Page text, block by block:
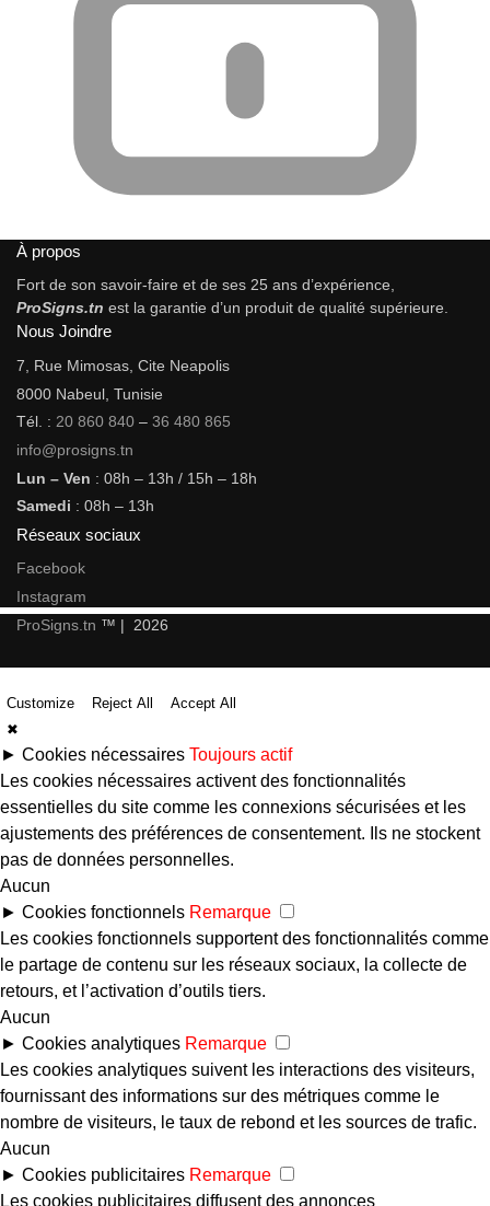
À propos
Fort de son savoir-faire et de ses 25 ans d’expérience,
ProSigns.tn est la garantie d’un produit de qualité supérieure.
Nous Joindre
7, Rue Mimosas, Cite Neapolis
8000 Nabeul, Tunisie
Tél. : 20 860 840 – 36 480 865
info@prosigns.tn
Lun – Ven : 08h – 13h / 15h – 18h
Samedi : 08h – 13h
Réseaux sociaux
Facebook
Instagram
ProSigns.tn ™ | 2026
Customize Reject All
Accept All
✖
► Cookies nécessaires Toujours actif
Les cookies nécessaires activent des fonctionnalités
essentielles du site comme les connexions sécurisées et les
ajustements des préférences de consentement. Ils ne stockent
pas de données personnelles.
Aucun
► Cookies fonctionnels Remarque
Les cookies fonctionnels supportent des fonctionnalités comme
le partage de contenu sur les réseaux sociaux, la collecte de
retours, et l’activation d’outils tiers.
Aucun
► Cookies analytiques Remarque
Les cookies analytiques suivent les interactions des visiteurs,
fournissant des informations sur des métriques comme le
nombre de visiteurs, le taux de rebond et les sources de trafic.
Aucun
► Cookies publicitaires Remarque
Les cookies publicitaires diffusent des annonces